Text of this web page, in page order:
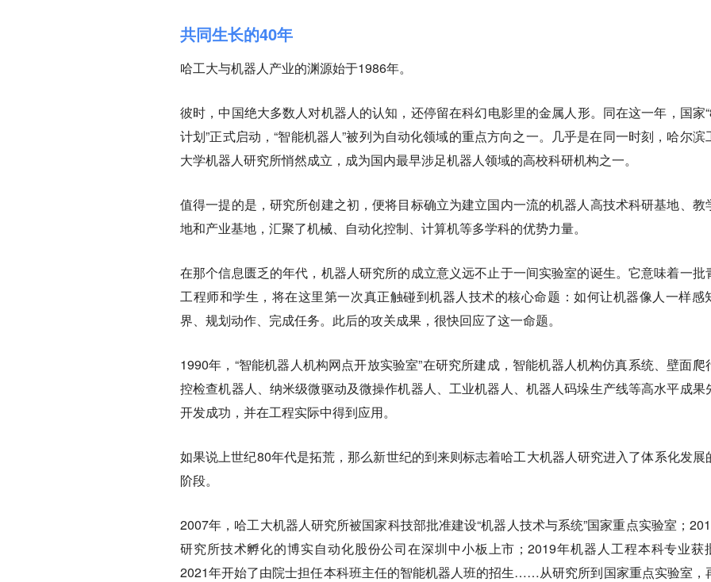
共同生长的40年
哈工大与机器人产业的渊源始于1986年。
彼时，中国绝大多数人对机器人的认知，还停留在科幻电影里的金属人形。同在这一年，国家
计划”正式启动，“智能机器人”被列为自动化领域的重点方向之一。几乎是在同一时刻，哈尔滨
大学机器人研究所悄然成立，成为国内最早涉足机器人领域的高校科研机构之一。
值得一提的是，研究所创建之初，便将目标确立为建立国内一流的机器人高技术科研基地、教
地和产业基地，汇聚了机械、自动化控制、计算机等多学科的优势力量。
在那个信息匮乏的年代，机器人研究所的成立意义远不止于一间实验室的诞生。它意味着一批
工程师和学生，将在这里第一次真正触碰到机器人技术的核心命题：如何让机器像人一样感
界、规划动作、完成任务。此后的攻关成果，很快回应了这一命题。
1990年，“智能机器人机构网点开放实验室”在研究所建成，智能机器人机构仿真系统、壁面爬
控检查机器人、纳米级微驱动及微操作机器人、工业机器人、机器人码垛生产线等高水平成果
开发成功，并在工程实际中得到应用。
如果说上世纪80年代是拓荒，那么新世纪的到来则标志着哈工大机器人研究进入了体系化发展
阶段。
2007年，哈工大机器人研究所被国家科技部批准建设“机器人技术与系统”国家重点实验室；
研究所技术孵化的博实自动化股份公司在深圳中小板上市；2019年机器人工程本科专业获
2021年开始了由院士担任本科班主任的智能机器人班的招生……从研究所到国家重点实验室，